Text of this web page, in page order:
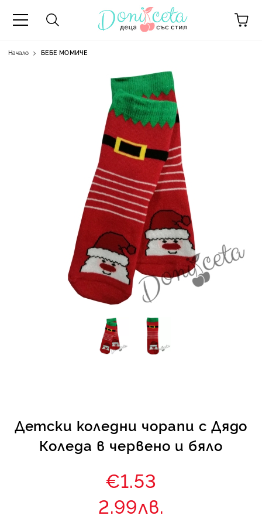
Начало БЕБЕ МОМИЧЕ
Детски коледни чорапи с Дядо
Коледа в червено и бяло
€1.53
2.99лв.